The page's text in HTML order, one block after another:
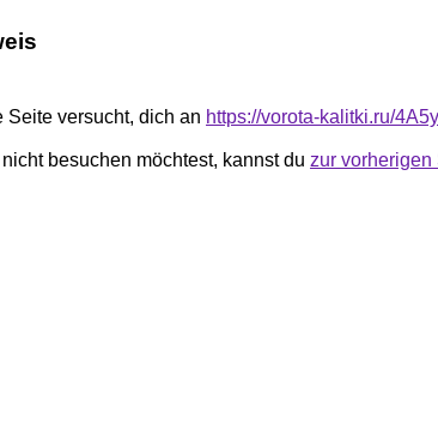
Seite versucht, dich an https://vorota-kalitki.ru/
besuchen möchtest, kannst du zur vorherigen